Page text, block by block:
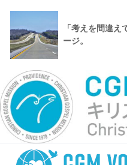
「考えを間違
ージ。